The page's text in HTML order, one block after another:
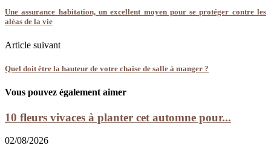
Une assurance habitation, un excellent moyen pour se protéger contre les
aléas de la vie
Article suivant
Quel doit être la hauteur de votre chaise de salle à manger ?
Vous pouvez également aimer
10 fleurs vivaces à planter cet automne pour...
02/08/2026